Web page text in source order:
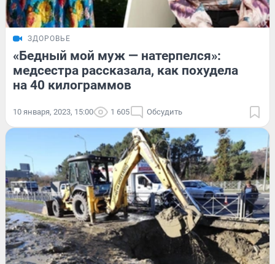
ЗДОРОВЬЕ
«Бедный мой муж — натерпелся»:
медсестра рассказала, как похудела
на 40 килограммов
10 января, 2023, 15:00 1 605 Обсудить